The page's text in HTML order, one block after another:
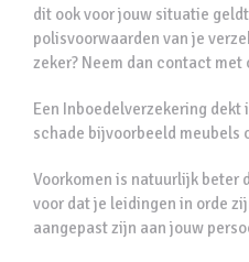
dit ook voor jouw situatie
polisvoorwaarden van je
zeker? Neem dan contact met
Een Inboedelverzekering dekt
schade bijvoorbeeld meubels
Voorkomen is natuurlijk beter
voor dat je leidingen in orde
aangepast zijn aan jouw